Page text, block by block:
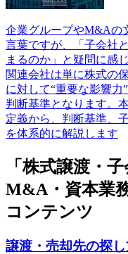
企業グループやM&Aの
言葉ですが、「子会社
まるのか」と疑問に感
関連会社は単に株式の
に対して“重要な影響
判断基準となります。
定義から、判断基準、
を体系的に解説します
「株式譲渡・
M&A・資本業
コンテンツ
譲渡・売却先の探